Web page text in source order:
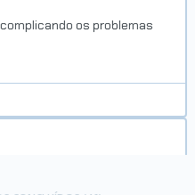
os problemas